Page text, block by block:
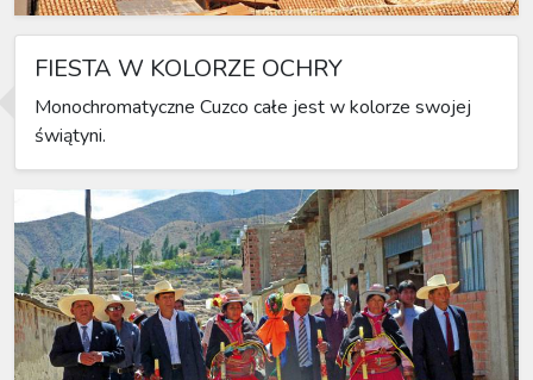
FIESTA W KOLORZE OCHRY
Monochromatyczne Cuzco całe jest w kolorze swojej
świątyni.